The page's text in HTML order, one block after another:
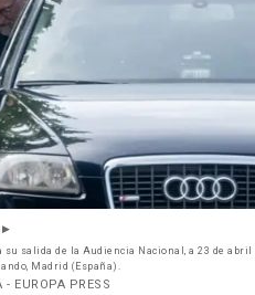
salida de la Audiencia Nacional, a 23 de abril
Madrid (España).
- EUROPA PRESS